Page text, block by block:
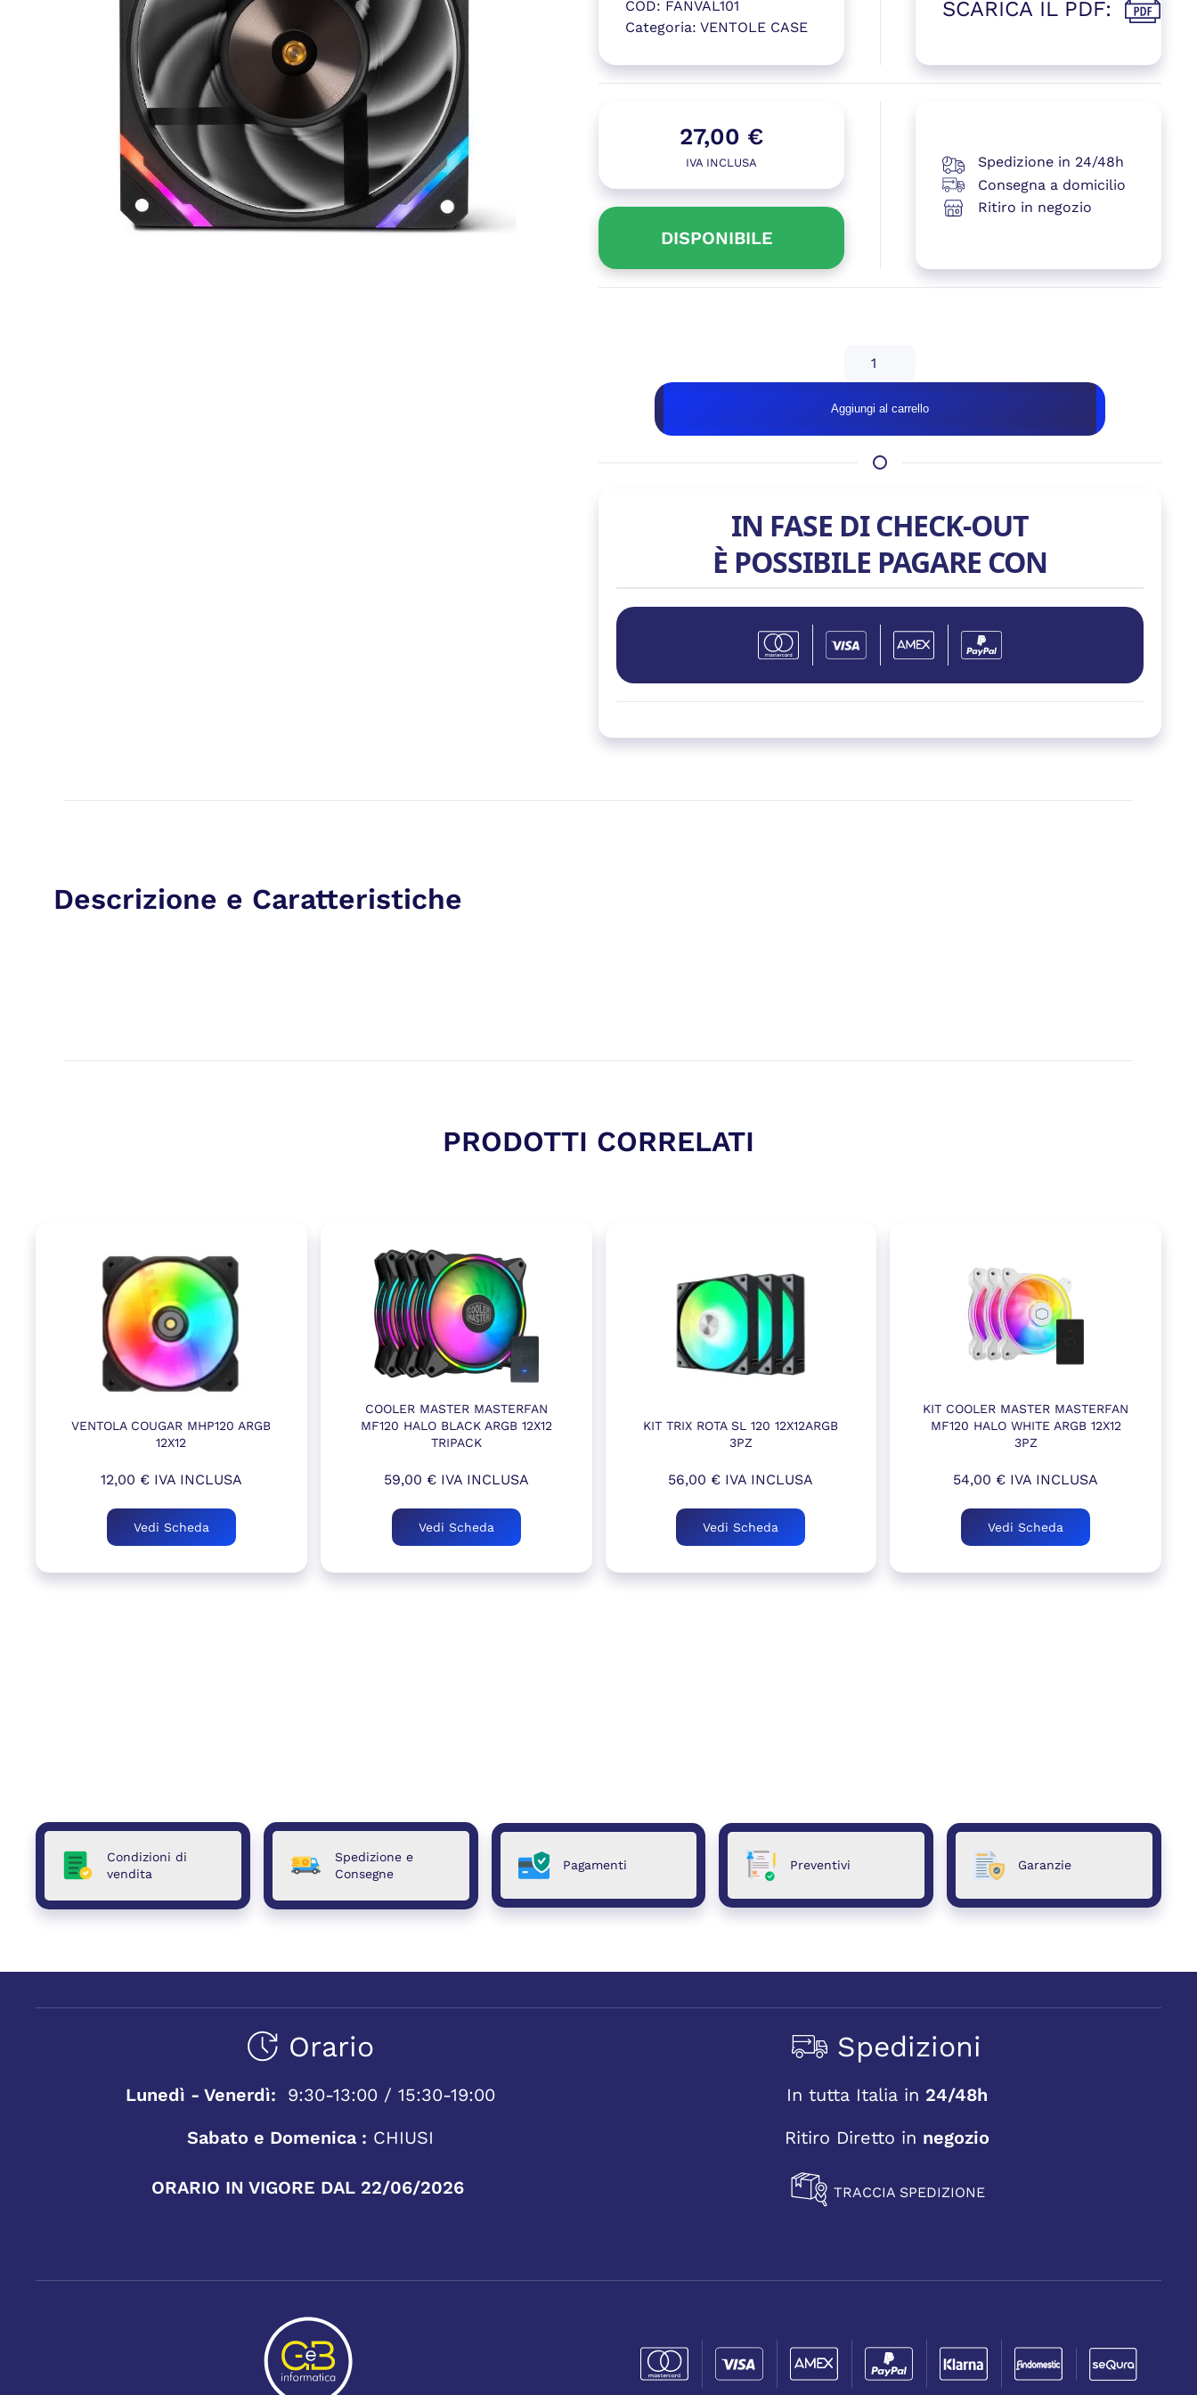
COD: FANVAL101
Categoria: VENTOLE CASE
(si apre in una nuova finestra)
SCARICA IL PDF:
(si apre
27,00 €
IVA INCLUSA
DISPONIBILE
Spedizione in 24/48h
Consegna a domicilio
Ritiro in negozio
BLACK
ARGB
12X12
Aggiungi al carrello
IN FASE DI CHECK-OUT
È POSSIBILE PAGARE CON
Descrizione e Caratteristiche
PRODOTTI CORRELATI
VENTOLA COUGAR MHP120 ARGB
12X12
12,00 €IVA INCLUSA
Vedi Scheda
COOLER MASTER MASTERFAN
MF120 HALO BLACK ARGB 12X12
TRIPACK
59,00 €IVA INCLUSA
Vedi Scheda
KIT TRIX ROTA SL 120 12X12ARGB
3PZ
56,00 € IVA INCLUSA
Vedi Scheda
KIT COOLER MASTER MASTERFAN
MF120 HALO WHITE ARGB 12X12
3PZ
54,00 € IVA INCLUSA
Vedi Scheda
Condizioni di
vendita
Spedizione e
Consegne
Pagamenti Preventivi Garanzie
Orario
Lunedì - Venerdì:
9:30-13:00 / 15:30-19:00
Sabato e Domenica : CHIUSI
ORARIO IN VIGORE DAL 22/06/2026
Spedizioni
In tutta Italia in 24/48h
Ritiro Diretto in negozio
TRACCIA SPEDIZIONE